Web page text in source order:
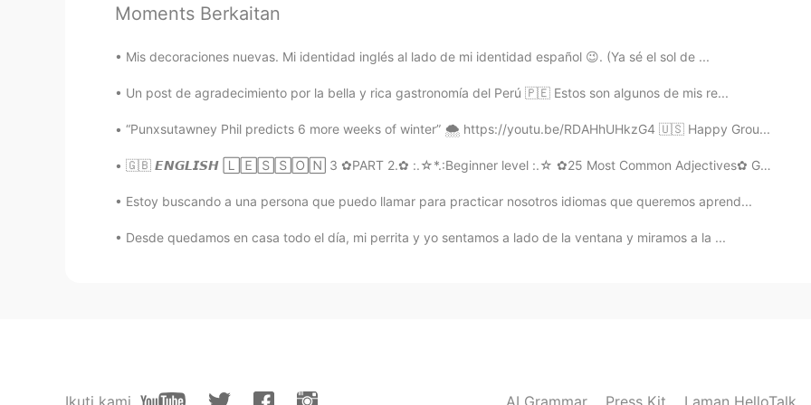
Aracely 2020.07.22 23:33
Wouu! It’s amazing !!!! I want to be there 😭
ES EN
@Paul Lo tendré en cuenta cuando visite por primera vez los Estados Unidos 📝😃
Moments Berkaitan
Mis decoraciones nuevas. Mi identidad inglés al lado de mi identidad español 😉. (Ya sé el sol de ...
Un post de agradecimiento por la bella y rica gastronomía del Perú 🇵🇪 Estos son algunos de mis re...
“Punxsutawney Phil predicts 6 more weeks of winter” 🌨 https://youtu.be/RDAHhUHkzG4 🇺🇸 Happy Grou...
🇬🇧 𝙀𝙉𝙂𝙇𝙄𝙎𝙃 🄻🄴🅂🅂🄾🄽 3 ✿PART 2.✿ :.☆*.:Beginner level :.☆ ✿25 Most Common Adjectives✿ GOOD - ХОР...
Estoy buscando a una persona que puedo llamar para practicar nosotros idiomas que queremos aprend...
Desde quedamos en casa todo el día, mi perrita y yo sentamos a lado de la ventana y miramos a la ...
Ikuti kami AI Grammar Press Kit Laman HelloTalk